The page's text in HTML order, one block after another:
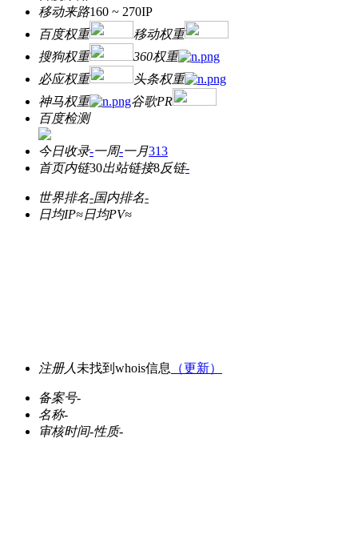
移动来路160 ~ 270IP
百度权重
移动权重
搜狗权重
360权重
必应权重
头条权重
神马权重
谷歌PR
百度检测
今日收录-一周-一月313
首页内链30出站链接8反链-
世界排名-国内排名-
日均IP≈日均PV≈
注册人 未找到whois信息 （更新）
备案号-
名称-
审核时间-性质-